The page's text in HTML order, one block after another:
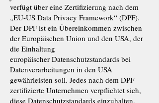
verfügt über eine Zertifizierung nach dem
„EU-US Data Privacy Framework“ (DPF).
Der DPF ist ein Übereinkommen zwischen
der Europäischen Union und den USA, der
die Einhaltung
europäischer Datenschutzstandards bei
Datenverarbeitungen in den USA
gewährleisten soll. Jedes nach dem DPF
zertifizierte Unternehmen verpflichtet sich,
diese Datenschutzstandards einzuhalten.